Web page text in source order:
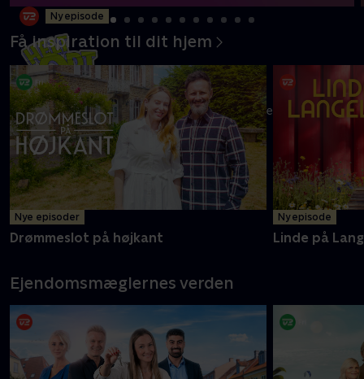
Ny episode
Melvin og mor Carolyne er klar med endnu flere oplevelser i
det ganske land
Mere info
Få inspiration til dit hjem
Nye episoder
Drømmeslot på højkant
Ny episode
Linde på
Ejendomsmæglernes verden